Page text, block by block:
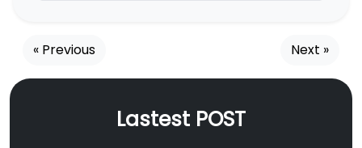
« Previous Next »
Lastest POST